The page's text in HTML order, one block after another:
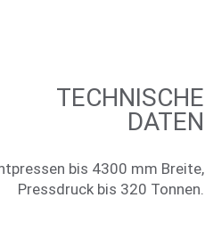
TECH­NI­SCHE
DATEN
bis 4300 mm Breite,
Press­druck bis 320 Tonnen.